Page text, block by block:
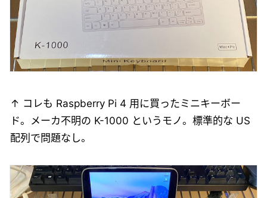
↑ コレも Raspberry Pi 4 用に買ったミニキーボー
ド。メーカ不明の K-1000 というモノ。標準的な US
配列で問題なし。